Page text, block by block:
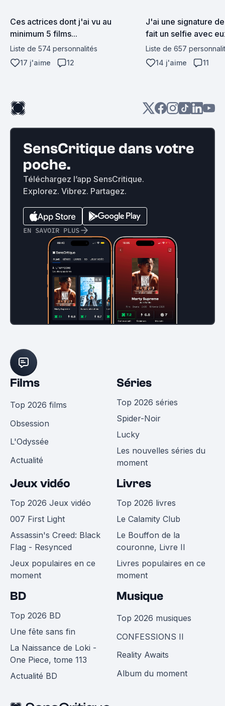
Ces actrices dont j'ai vu au
minimum 5 films...
Liste de 574 personnalités
17 j'aime
12
J'ai une signature
fait un selfie avec
contact tactile avec
Liste de 657
14 j'aime
11
SensCritique dans votre
poche.
Téléchargez l’app SensCritique.
Explorez. Vibrez. Partagez.
EN SAVOIR PLUS
Films
Top 2026 films
Obsession
L'Odyssée
Actualité
Séries
Top 2026 séries
Spider-Noir
Lucky
Les nouvelles séries du
moment
Jeux vidéo
Top 2026 Jeux vidéo
007 First Light
Assassin's Creed: Black
Flag - Resynced
Jeux populaires en ce
moment
Livres
Top 2026 livres
Le Calamity Club
Le Bouffon de la
couronne, Livre II
Livres populaires en ce
moment
BD
Top 2026 BD
Une fête sans fin
La Naissance de Loki -
One Piece, tome 113
Actualité BD
Musique
Top 2026 musiques
CONFESSIONS II
Reality Awaits
Album du moment